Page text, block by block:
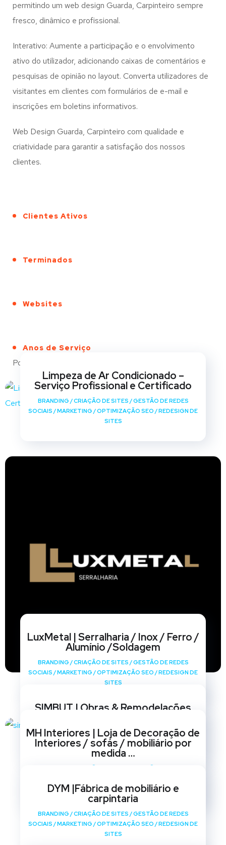
permitindo um web design Guarda, Carpinteiro sempre
fresco, dinâmico e profissional.
Interativo: Aumente a participação e o envolvimento
ativo do utilizador, adicionando caixas de comentários e
pesquisas de opinião no layout. Converta utilizadores de
visitantes em clientes com formulários de e-mail e
inscrições em boletins informativos.
Web Design Guarda, Carpinteiro com qualidade e
criatividade para garantir a satisfação dos nossos
clientes.
Clientes Ativos
Terminados
Websites
Anos de Serviço
Portfólio
Limpeza de Ar Condicionado –
Serviço Profissional e Certificado
BRANDING /CRIAÇÃO DE SITES /GESTÃO DE REDES
SOCIAIS /MARKETING /OPTIMIZAÇÃO SEO /REDESIGN DE
SITES
LuxMetal | Serralharia / Inox / Ferro /
Alumínio /Soldagem
BRANDING /CRIAÇÃO DE SITES /GESTÃO DE REDES
SOCIAIS /MARKETING /OPTIMIZAÇÃO SEO /REDESIGN DE
SITES
SIMBUT | Obras & Remodelações
SOCIAIS /MARKETING OPTIMIZAÇÃO SEO/ REDESIGN DE
SITES
MH Interiores | Loja de Decoração de
Interiores / sofás / mobiliário por
medida …
SITES
DYM |Fábrica de mobiliário e
carpintaria
BRANDING /CRIAÇÃO DE SITES /GESTÃO DE REDES
SOCIAIS /MARKETING /OPTIMIZAÇÃO SEO /REDESIGN DE
SITES